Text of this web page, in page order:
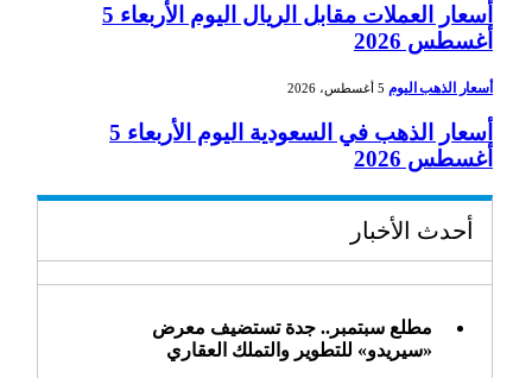
أسعار العملات مقابل الريال اليوم الأربعاء 5
أغسطس 2026
أسعار الذهب اليوم 5 أغسطس، 2026
أسعار الذهب في السعودية اليوم الأربعاء 5
أغسطس 2026
أحدث الأخبار
مطلع سبتمبر.. جدة تستضيف معرض
«سيريدو» للتطوير والتملك العقاري